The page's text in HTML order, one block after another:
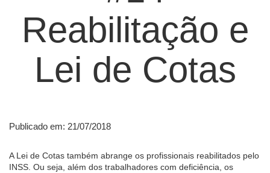
Reabilitação e
Lei de Cotas
Publicado em: 21/07/2018
A Lei de Cotas também abrange os profissionais reabilitados pelo
INSS. Ou seja, além dos trabalhadores com deficiência, os